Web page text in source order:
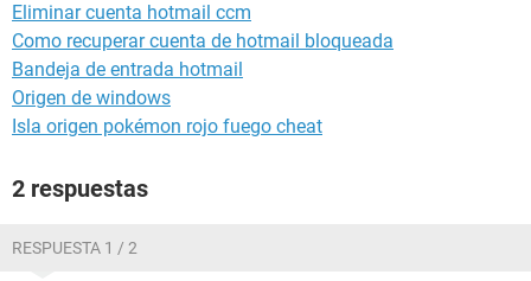
Eliminar cuenta hotmail ccm
Como recuperar cuenta de hotmail bloqueada
Bandeja de entrada hotmail
Origen de windows
Isla origen pokémon rojo fuego cheat
2 respuestas
RESPUESTA 1 / 2